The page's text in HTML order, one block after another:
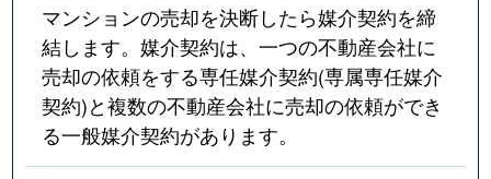
マンションの売却を決断したら媒介契約を締
結します。媒介契約は、一つの不動産会社に
売却の依頼をする専任媒介契約(専属専任媒介
契約)と複数の不動産会社に売却の依頼ができ
る一般媒介契約があります。